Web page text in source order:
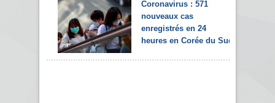
Coronavirus : 571
nouveaux cas
enregistrés en 24
heures en Corée du Sud